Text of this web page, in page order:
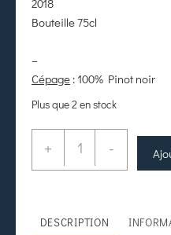
2018
Bouteille 75cl
–
Cépage : 100% Pinot noir
Plus que 2 en stock
+ -
DESCRIPTION